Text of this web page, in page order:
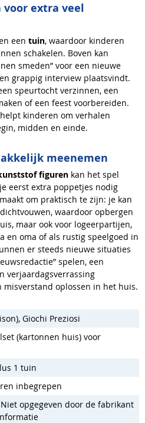
extra veel
een tuin, waardoor kinderen
schakelen. Boven kan
smeden” voor een nieuwe
grappig interview plaatsvindt.
speurtocht verzinnen, een
of een feest voorbereiden.
kinderen om verhalen
midden en einde.
meenemen
figuren kan het spel
eerst extra poppetjes nodig
om praktisch te zijn: je kan
waardoor opbergen
maar ook voor logeerpartijen,
en oma of als rustig speelgoed in
er steeds nieuwe situaties
spelen, een
verjaardagsverrassing
misverstand oplossen in het huis.
Giochi Preziosi
(kartonnen huis) voor
1 tuin
inbegrepen
opgegeven door de fabrikant